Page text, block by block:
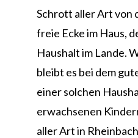
Schrott aller Art von
freie Ecke im Haus,
Haushalt im Lande.
bleibt es bei dem
einer solchen
erwachsenen
aller Art in